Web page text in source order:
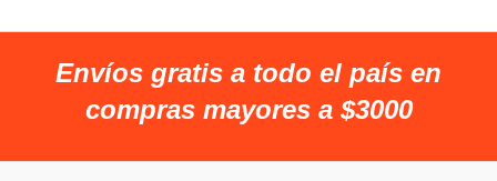
Envíos gratis a todo el país en
compras mayores a $3000